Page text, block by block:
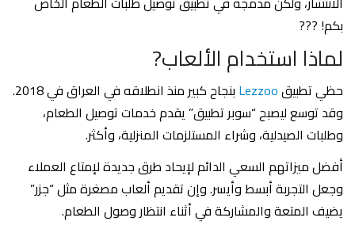
بكم! ???
لماذا استخدام الألعاب?
حظي تطبيقLezzoo
بنجاح كبير منذ انطلاقه في العراق في 2018.
وقد توسع ليصبح “سوبر تطبيق” يقدم خدمات توصيل الطعام،
وطلبات الصيدلية، وشراء المستلزمات المنزلية، وأكثر.
أفضل ميزاتهم السعي الدائم لإيحاد طرق جديدة لإمتاع العملاء
وجعل التجربة أبسط وأيسر. وإن تقديم ألعاب مصغرة مثل “جزر”
يضيف المتعة والمشاركة في أثناء انتظار وصول الطعام.